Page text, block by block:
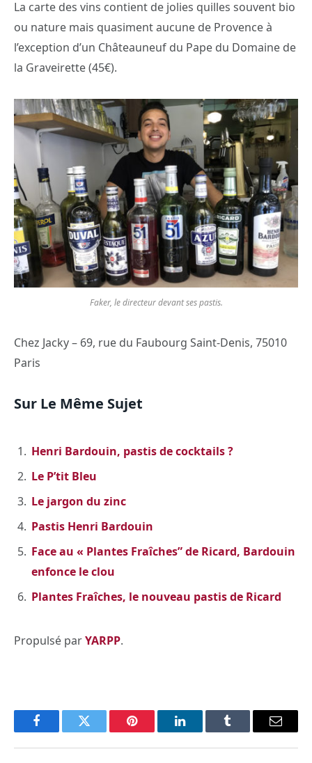
La carte des vins contient de jolies quilles souvent bio
ou nature mais quasiment aucune de Provence à
l’exception d’un Châteauneuf du Pape du Domaine de
la Graveirette (45€).
Faker, le directeur devant ses pastis.
Chez Jacky – 69, rue du Faubourg Saint-Denis, 75010
Paris
Sur Le Même Sujet
Henri Bardouin, pastis de cocktails ?
Le P’tit Bleu
Le jargon du zinc
Pastis Henri Bardouin
Face au « Plantes Fraîches” de Ricard, Bardouin
enfonce le clou
Plantes Fraîches, le nouveau pastis de Ricard
Propulsé parYARPP.
FacebookTwitter Pinterest LinkedInTumblr Email